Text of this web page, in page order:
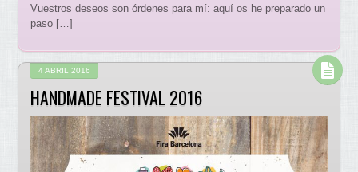
Vuestros deseos son órdenes para mí: aquí os he preparado un
paso […]
4 ABRIL 2016
HANDMADE FESTIVAL 2016